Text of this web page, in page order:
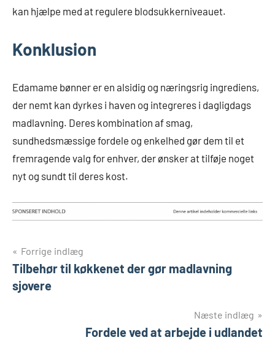
kan hjælpe med at regulere blodsukkerniveauet.
Konklusion
Edamame bønner er en alsidig og næringsrig ingrediens,
der nemt kan dyrkes i haven og integreres i dagligdags
madlavning. Deres kombination af smag,
sundhedsmæssige fordele og enkelhed gør dem til et
fremragende valg for enhver, der ønsker at tilføje noget
nyt og sundt til deres kost.
Indlægsnavigation
Forrige indlæg
Tilbehør til køkkenet der gør madlavning
sjovere
Næste indlæg
Fordele ved at arbejde i udlandet